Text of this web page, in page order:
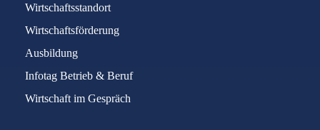
Wirtschaftsstandort
Wirtschaftsförderung
Ausbildung
Infotag Betrieb & Beruf
Wirtschaft im Gespräch